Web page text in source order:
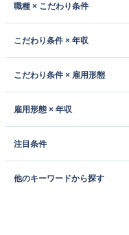
職種 × こだわり条件
こだわり条件 × 年収
こだわり条件 × 雇用形態
雇用形態 × 年収
注目条件
他のキーワードから探す